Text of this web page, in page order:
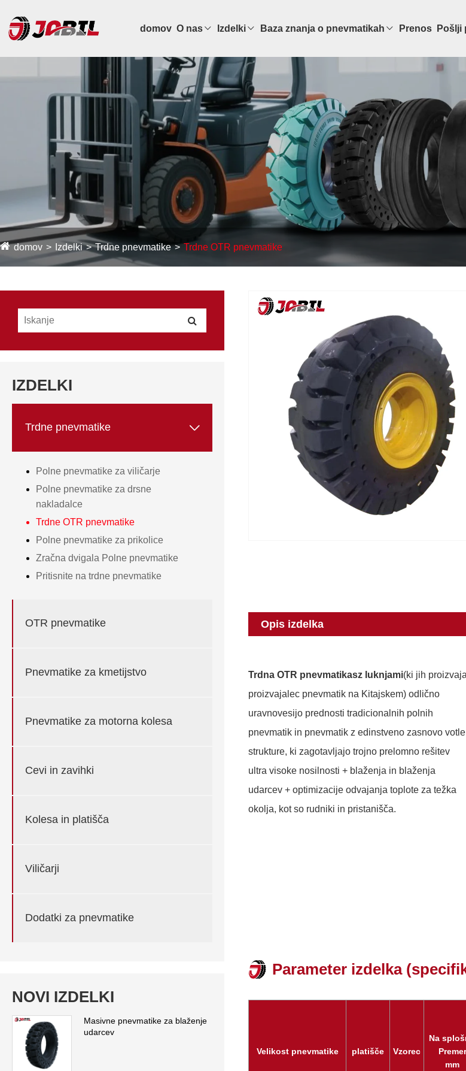
domov O nas Izdelki Baza znanja o pnevmatikah Prenos Pošlji
domov Izdelki Trdne pnevmatike Trdne OTR pnevmatike
IZDELKI
Trdne pnevmatike 
Polne pnevmatike za viličarje
Polne pnevmatike za drsne
nakladalce
Trdne OTR pnevmatike
Polne pnevmatike za prikolice
Zračna dvigala Polne pnevmatike
Pritisnite na trdne pnevmatike
OTR pnevmatike
Pnevmatike za kmetijstvo
Pnevmatike za motorna kolesa
Cevi in ​​zavihki
Kolesa in platišča
Viličarji
Dodatki za pnevmatike
NOVI IZDELKI
Masivne pnevmatike za blaženje
udarcev
Opis izdelka
Trdna OTR pnevmatikasz luknjami(ki jih proizvaja
proizvajalec pnevmatik na Kitajskem) odlično
uravnovesijo prednosti tradicionalnih polnih
pnevmatik in pnevmatik z edinstveno zasnovo votle
strukture, ki zagotavljajo trojno prelomno rešitev
ultra visoke nosilnosti + blaženja in blaženja
udarcev + optimizacije odvajanja toplote za težka
okolja, kot so rudniki in pristanišča.
Parameter izdelka
Velikost pnevmatike platišče Vzorec
Na
Premer
mm